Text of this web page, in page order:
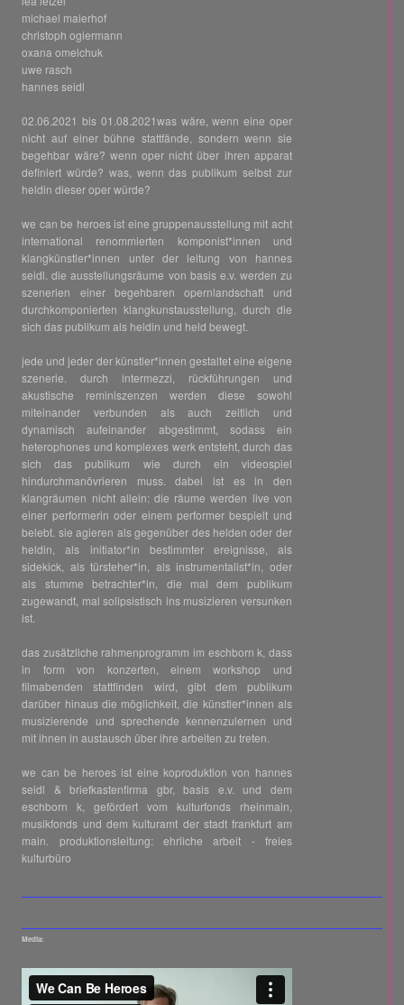
michael maierhof
christoph ogiermann
oxana omelchuk
uwe rasch
hannes seidl
02.06.2021 bis 01.08.2021was wäre, wenn eine oper
nicht auf einer bühne stattfände, sondern wenn sie
begehbar wäre? wenn oper nicht über ihren apparat
definiert würde? was, wenn das publikum selbst zur
heldin dieser oper würde?
we can be heroes ist eine gruppenausstellung mit acht
international renommierten komponist*innen und
klangkünstler*innen unter der leitung von hannes
seidl. die ausstellungsräume von basis e.v. werden zu
szenerien einer begehbaren opernlandschaft und
durchkomponierten klangkunstausstellung, durch die
sich das publikum als heldin und held bewegt.
jede und jeder der künstler*innen gestaltet eine eigene
szenerie. durch intermezzi, rückführungen und
akustische reminiszenzen werden diese sowohl
miteinander verbunden als auch zeitlich und
dynamisch aufeinander abgestimmt, sodass ein
heterophones und komplexes werk entsteht, durch das
sich das publikum wie durch ein videospiel
hindurchmanövrieren muss. dabei ist es in den
klangräumen nicht allein: die räume werden live von
einer performerin oder einem performer bespielt und
belebt. sie agieren als gegenüber des helden oder der
heldin, als initiator*in bestimmter ereignisse, als
sidekick, als türsteher*in, als instrumentalist*in, oder
als stumme betrachter*in, die mal dem publikum
zugewandt, mal solipsistisch ins musizieren versunken
ist.
das zusätzliche rahmenprogramm im eschborn k, dass
in form von konzerten, einem workshop und
filmabenden stattfinden wird, gibt dem publikum
darüber hinaus die möglichkeit, die künstler*innen als
musizierende und sprechende kennenzulernen und
mit ihnen in austausch über ihre arbeiten zu treten.
we can be heroes ist eine koproduktion von hannes
seidl & briefkastenfirma gbr, basis e.v. und dem
eschborn k, gefördert vom kulturfonds rheinmain,
musikfonds und dem kulturamt der stadt frankfurt am
main. produktionsleitung: ehrliche arbeit - freies
kulturbüro
Media: